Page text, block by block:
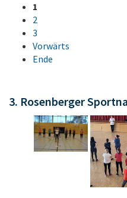
1
2
3
Vorwärts
Ende
3. Rosenberger